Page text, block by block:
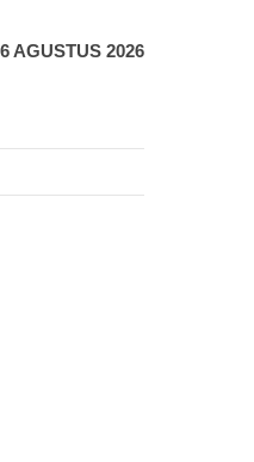
AGUSTUS 2026